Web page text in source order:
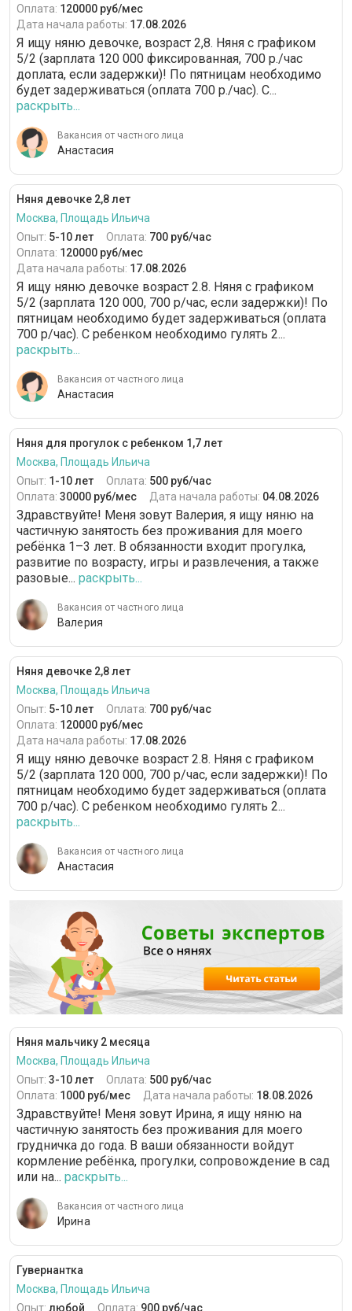
Оплата: 120000 руб/мес
Дата начала работы: 17.08.2026
Я ищу няню девочке, возраст 2,8. Няня с графиком
5/2 (зарплата 120 000 фиксированная, 700 р./час
доплата, если задержки)! По пятницам необходимо
будет задерживаться (оплата 700 р./час). С...
раскрыть...
Вакансия от частного лица
Анастасия
Няня девочке 2,8 лет
Москва, Площадь Ильича
Опыт: 5-10 лет Оплата: 700 руб/час
Оплата: 120000 руб/мес
Дата начала работы: 17.08.2026
Я ищу няню девочке возраст 2.8. Няня с графиком
5/2 (зарплата 120 000, 700 р/час, если задержки)! По
пятницам необходимо будет задерживаться (оплата
700 р/час). С ребенком необходимо гулять 2...
раскрыть...
Вакансия от частного лица
Анастасия
Няня для прогулок с ребенком 1,7 лет
Москва, Площадь Ильича
Опыт: 1-10 лет Оплата: 500 руб/час
Оплата: 30000 руб/мес Дата начала работы: 04.08.2026
Здравствуйте! Меня зовут Валерия, я ищу няню на
частичную занятость без проживания для моего
ребёнка 1–3 лет. В обязанности входит прогулка,
развитие по возрасту, игры и развлечения, а также
разовые... раскрыть...
Вакансия от частного лица
Валерия
Няня девочке 2,8 лет
Москва, Площадь Ильича
Опыт: 5-10 лет Оплата: 700 руб/час
Оплата: 120000 руб/мес
Дата начала работы: 17.08.2026
Я ищу няню девочке возраст 2.8. Няня с графиком
5/2 (зарплата 120 000, 700 р/час, если задержки)! По
пятницам необходимо будет задерживаться (оплата
700 р/час). С ребенком необходимо гулять 2...
раскрыть...
Вакансия от частного лица
Анастасия
Няня мальчику 2 месяца
Москва, Площадь Ильича
Опыт: 3-10 лет Оплата: 500 руб/час
Оплата: 1000 руб/мес Дата начала работы: 18.08.2026
Здравствуйте! Меня зовут Ирина, я ищу няню на
частичную занятость без проживания для моего
грудничка до года. В ваши обязанности войдут
кормление ребёнка, прогулки, сопровождение в сад
или на... раскрыть...
Вакансия от частного лица
Ирина
Гувернантка
Москва, Площадь Ильича
Опыт: любой Оплата: 900 руб/час